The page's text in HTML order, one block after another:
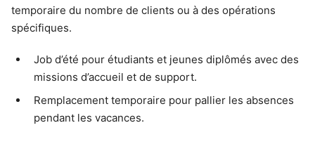
temporaire du nombre de clients ou à des opérations
spécifiques.
Job d’été pour étudiants et jeunes diplômés avec des
missions d’accueil et de support.
Remplacement temporaire pour pallier les absences
pendant les vacances.